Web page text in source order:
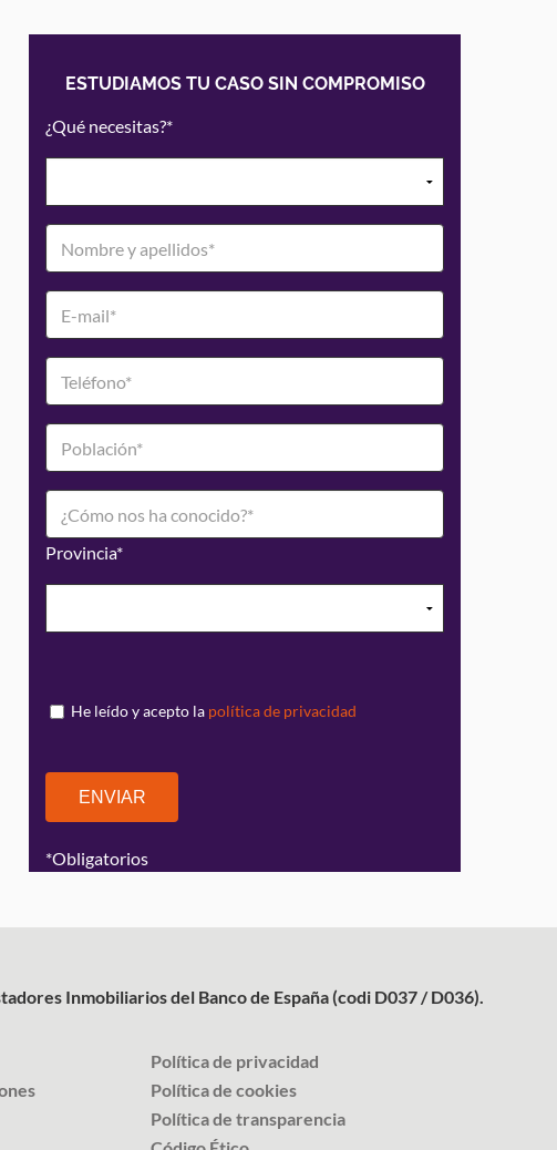
ESTUDIAMOS TU CASO SIN COMPROMISO
¿Qué necesitas?*
Provincia*
He leído y acepto la política de privacidad
*Obligatorios
Inmobiliarios del Banco de España (codi D037 / D036).
Política de privacidad
Política de cookies
Política de transparencia